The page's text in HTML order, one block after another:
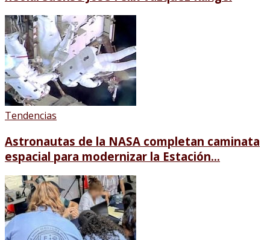
Tendencias
Astronautas de la NASA completan caminata
espacial para modernizar la Estación...